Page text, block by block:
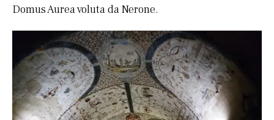
Domus Aurea voluta da Nerone.